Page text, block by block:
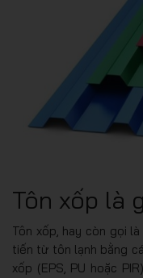
Tôn xốp là
Tôn xốp, hay còn gọi
tiến từ tôn lạnh bằng
xốp (EPS, PU hoặc